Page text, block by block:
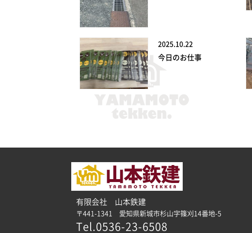
2025.10.22
今日のお仕事
有限会社 山本鉄建
〒441-1341 愛知県新城市杉山字篠刈14番地-5
Tel.0536-23-6508